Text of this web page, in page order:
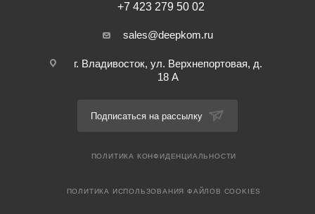
+7 423 279 50 02
sales@deepkom.ru
г. Владивосток, ул. Верхнепортовая, д.
18 А
Подписаться на рассылку
ПОЛИТИКА КОНФИДЕНЦИАЛЬНОСТИ
ПОЛИТИКА ИСПОЛЬЗОВАНИЯ ФАЙЛОВ COOKIES